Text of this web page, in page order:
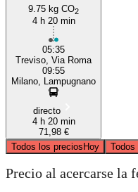
9.75 kg CO2
4 h 20 min
05:35
Treviso, Via Roma
09:55
Milano, Lampugnano
directo
4 h 20 min
71,98 €
Todos los preciosHoy Todos
Precio al acercarse la